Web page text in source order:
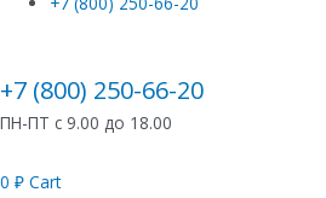
+7 (800) 250-66-20
ПН-ПТ с 9.00 до 18.00
0 ₽ Cart